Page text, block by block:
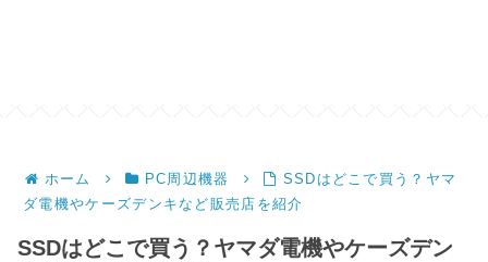
ホーム PC周辺機器
SSDはどこで買う？ヤマ
ダ電機やケーズデンキなど販売店を紹介
SSDはどこで買う？ヤマダ電機やケーズデン